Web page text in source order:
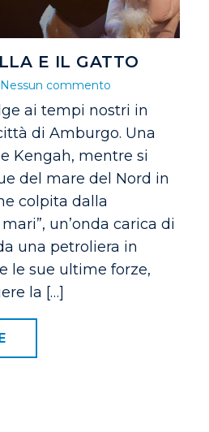
E IL GATTO
Nessun commento
ai tempi nostri in
di Amburgo. Una
Kengah, mentre si
del mare del Nord in
colpita dalla
un’onda carica di
una petroliera in
le sue ultime forze,
la […]